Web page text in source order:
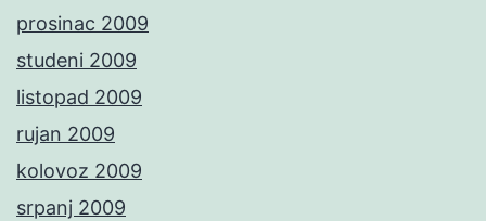
prosinac 2009
studeni 2009
listopad 2009
rujan 2009
kolovoz 2009
srpanj 2009